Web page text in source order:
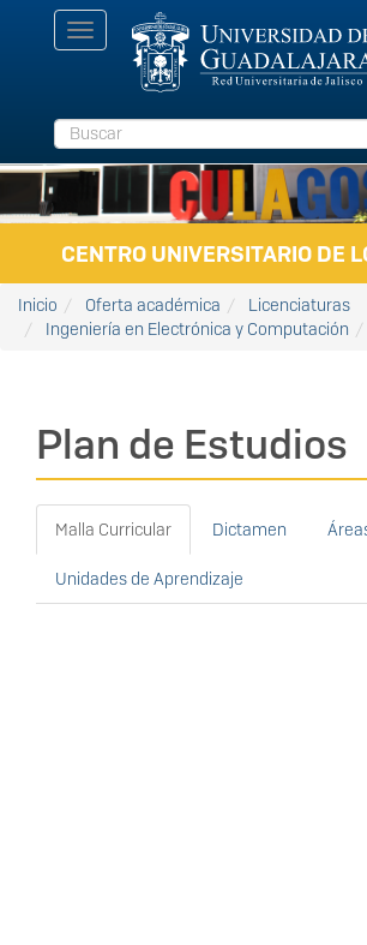
Pasar al contenido principal
Toggle
navigation
Buscar
CENTRO UNIVERSITARIO DE
Inicio Oferta académica
Licenciaturas
Ingeniería en Electrónica y Computación
Plan de Estudios
Malla Curricular Dictamen
Unidades de Aprendizaje